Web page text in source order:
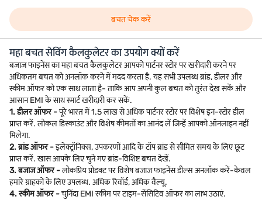
बचत चेक करें
महा बचत सेविंग कैलकुलेटर का उपयोग क्यों करें
बजाज फाइनेंस का महा बचत कैलकुलेटर आपको पार्टनर स्टोर पर खरीदारी करने पर
अधिकतम बचत को अनलॉक करने में मदद करता है. यह सभी उपलब्ध ब्रांड, डीलर और
स्कीम ऑफर को एक साथ लाता है- ताकि आप अपनी कुल बचत को तुरंत देख सकें और
आसान EMI के साथ स्मार्ट खरीदारी कर सकें.
1. डीलर ऑफर -पूरे भारत में 1.5 लाख से अधिक पार्टनर स्टोर पर विशेष इन-स्टोर डील
प्राप्त करें. लोकल डिस्काउंट और विशेष कीमतों का आनंद लें जिन्हें आपको ऑनलाइन नहीं
मिलेगा.
2. ब्रांड ऑफर -इलेक्ट्रॉनिक्स, उपकरणों आदि के टॉप ब्रांड से सीमित समय के लिए छूट
प्राप्त करें. खास आपके लिए चुने गए ब्रांड-विशिष्ट बचत देखें.
3. बजाज ऑफर -लोकप्रिय प्रोडक्ट पर विशेष बजाज फाइनेंस डील्स अनलॉक करें-केवल
हमारे ग्राहकों के लिए उपलब्ध. अधिक रिवॉर्ड, अधिक वैल्यू.
4. स्कीम ऑफर -चुनिंदा EMI स्कीम पर टाइम-सेंसिटिव ऑफर का लाभ उठाएं.